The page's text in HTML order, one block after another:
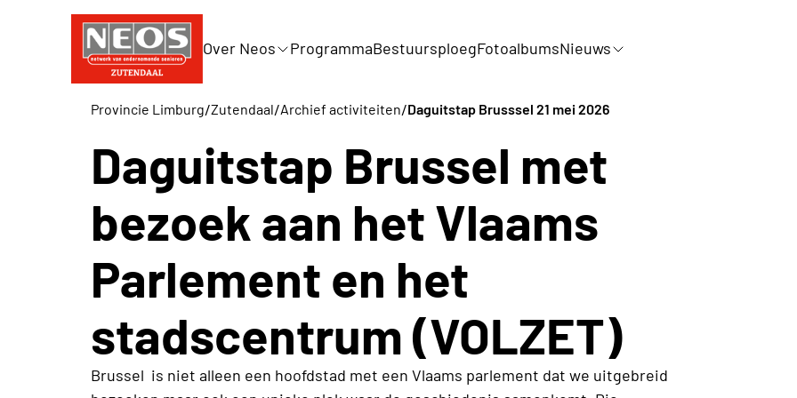
Over Neos ProgrammaBestuursploegFotoalbumsNieuws
Provincie Limburg/Zutendaal/Archief activiteiten/Daguitstap Brusssel 21 mei 2026
Daguitstap Brussel met
bezoek aan het Vlaams
Parlement en het
stadscentrum (VOLZET)
Brussel is niet alleen een hoofdstad met een Vlaams parlement dat we uitgebreid